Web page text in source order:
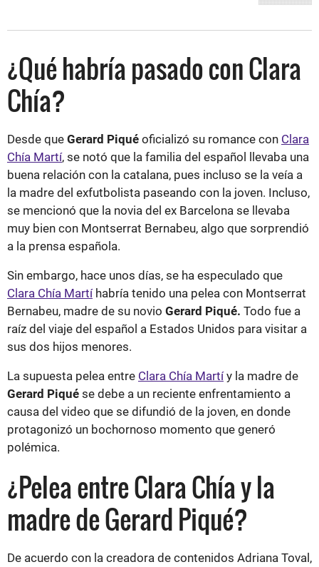
¿Qué habría pasado con Clara
Chía?
Desde que Gerard Piqué oficializó su romance con Clara
Chía Martí, se notó que la familia del español llevaba una
buena relación con la catalana, pues incluso se la veía a
la madre del exfutbolista paseando con la joven. Incluso,
se mencionó que la novia del ex Barcelona se llevaba
muy bien con Montserrat Bernabeu, algo que sorprendió
a la prensa española.
Sin embargo, hace unos días, se ha especulado que
Clara Chía Martíhabría tenido una pelea con Montserrat
Bernabeu, madre de su novio Gerard Piqué. Todo fue a
raíz del viaje del español a Estados Unidos para visitar a
sus dos hijos menores.
La supuesta pelea entre Clara Chía Martíy la madre de
Gerard Piqué se debe a un reciente enfrentamiento a
causa del video que se difundió de la joven, en donde
protagonizó un bochornoso momento que generó
polémica.
¿Pelea entre Clara Chía y la
madre de Gerard Piqué?
De acuerdo con la creadora de contenidos Adriana Toval,